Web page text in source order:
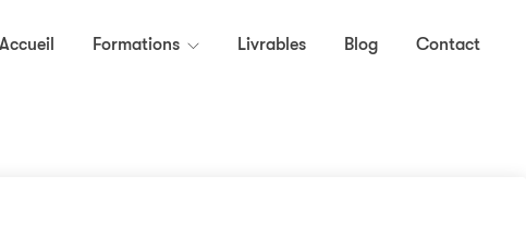
Formations Livrables Blog Contact